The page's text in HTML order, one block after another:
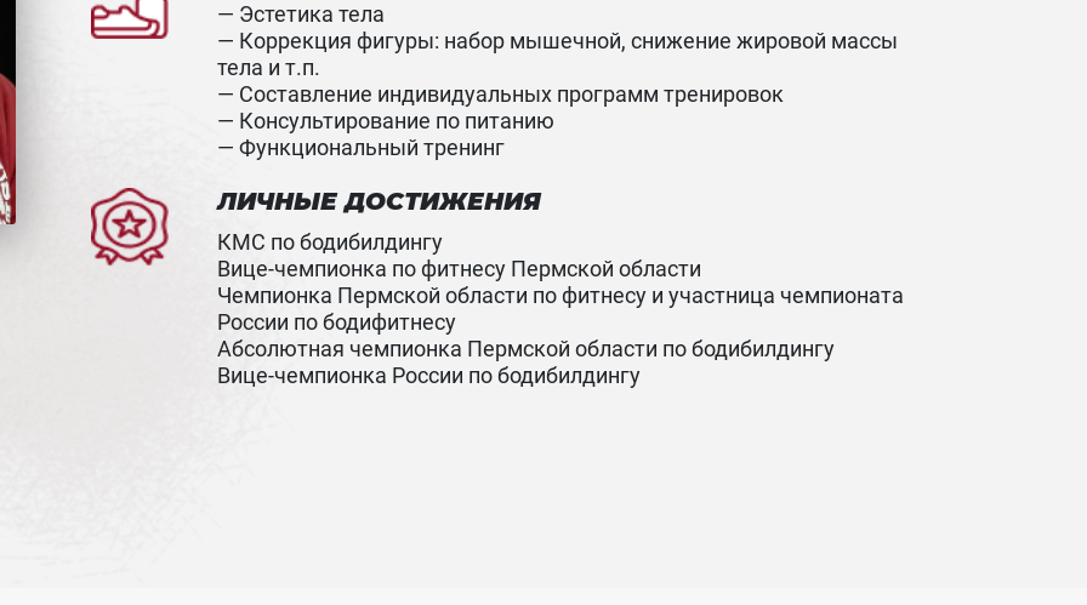
— Эстетика тела
— Коррекция фигуры: набор мышечной, снижение жировой массы
тела и т.п.
— Составление индивидуальных программ тренировок
— Консультирование по питанию
— Функциональный тренинг
ЛИЧНЫЕ ДОСТИЖЕНИЯ
КМС по бодибилдингу
Вице-чемпионка по фитнесу Пермской области
Чемпионка Пермской области по фитнесу и участница чемпионата
России по бодифитнесу
Абсолютная чемпионка Пермской области по бодибилдингу
Вице-чемпионка России по бодибилдингу